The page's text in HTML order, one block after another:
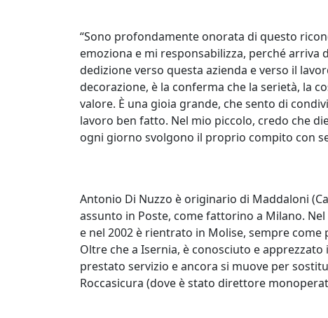
“Sono profondamente onorata di questo
emoziona e mi responsabilizza, perché
dedizione verso questa azienda e verso il
decorazione, è la conferma che la serietà, la
valore. È una gioia grande, che sento di
lavoro ben fatto. Nel mio piccolo, credo che
ogni giorno svolgono il proprio compito con
Antonio Di Nuzzo è originario di Maddaloni
assunto in Poste, come fattorino a Milano.
e nel 2002 è rientrato in Molise, sempre
Oltre che a Isernia, è conosciuto e
prestato servizio e ancora si muove per
Roccasicura (dove è stato direttore